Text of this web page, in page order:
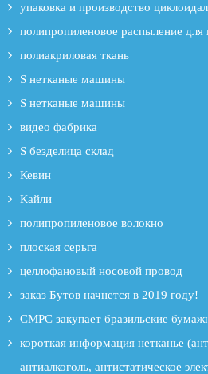
упаковка и производство
полипропиленовое распыление для
полиакриловая ткань
S нетканые машины
S нетканые машины
видео фабрика
S безделица склад
Кевин
Кайли
полипропиленовое волокно
плоская серьга
целлофановый носовой провод
заказ Бутов начнется в 2019 году!
CMPC закупает бразильские
короткая информация нетканье
антиалкоголь, антистатическое